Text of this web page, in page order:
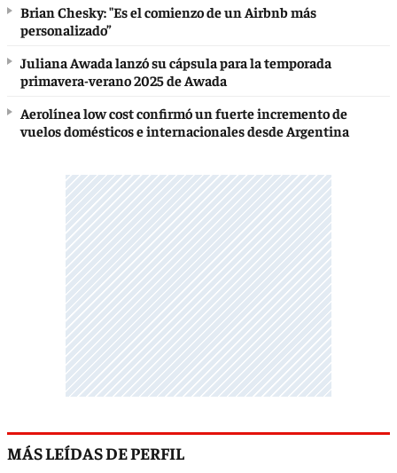
Brian Chesky: "Es el comienzo de un Airbnb más
personalizado”
Juliana Awada lanzó su cápsula para la temporada
primavera-verano 2025 de Awada
Aerolínea low cost confirmó un fuerte incremento de
vuelos domésticos e internacionales desde Argentina
MÁS LEÍDAS DE PERFIL